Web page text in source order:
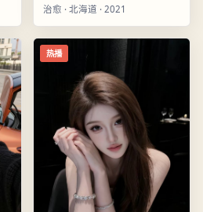
治愈 · 北海道 · 2021
热播